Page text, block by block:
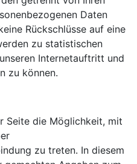
Daten
Rückschlüsse auf eine
zu statistischen
Internetauftritt und
zu können.
Seite die Möglichkeit, mit
zu treten. In diesem